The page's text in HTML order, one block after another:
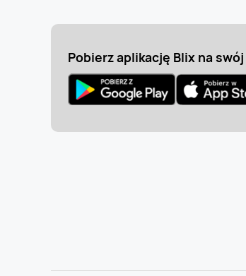
Pobierz aplikację Blix na